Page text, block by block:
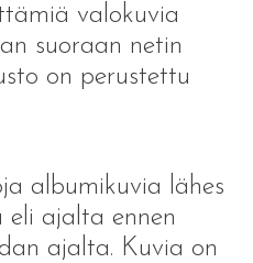
valokuvia
suoraan netin
on perustettu
albumikuvia lähes
eli ajalta ennen
ajalta. Kuvia on